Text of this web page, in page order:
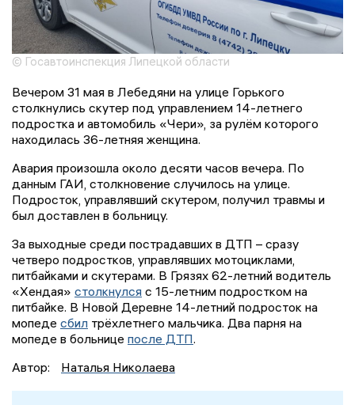
© Госавтоинспекция Липецкой области
Вечером 31 мая в Лебедяни на улице Горького
столкнулись скутер под управлением 14-летнего
подростка и автомобиль «Чери», за рулём которого
находилась 36-летняя женщина.
Авария произошла около десяти часов вечера. По
данным ГАИ, столкновение случилось на улице.
Подросток, управлявший скутером, получил травмы и
был доставлен в больницу.
За выходные среди пострадавших в ДТП – сразу
четверо подростков, управлявших мотоциклами,
питбайками и скутерами. В Грязях 62-летний водитель
«Хендая» столкнулся с 15-летним подростком на
питбайке. В Новой Деревне 14-летний подросток на
мопеде сбил трёхлетнего мальчика. Два парня на
мопеде в больнице после ДТП.
Автор:
Наталья Николаева